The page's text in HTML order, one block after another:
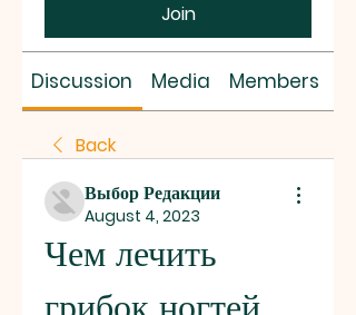
Join
Discussion Media Members
Back
Выбор Редакции
August 4, 2023
Чем лечить